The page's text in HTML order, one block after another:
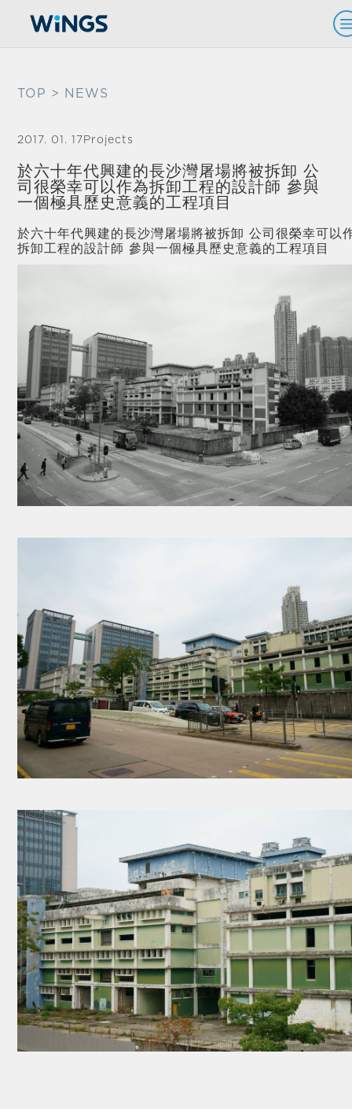
TOP > NEWS
2017. 01. 17 Projects
於六十年代興建的長沙灣屠場將被拆卸 公
司很榮幸可以作為拆卸工程的設計師 參與
一個極具歷史意義的工程項目
於六十年代興建的長沙灣屠場將被拆卸 公司很榮幸可以
拆卸工程的設計師 參與一個極具歷史意義的工程項目